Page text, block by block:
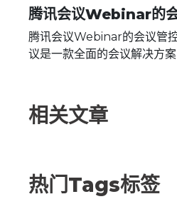
腾讯会议Webinar的
腾讯会议Webinar的会议管
议是一款全面的会议解决方案
相关文章
热门Tags标签